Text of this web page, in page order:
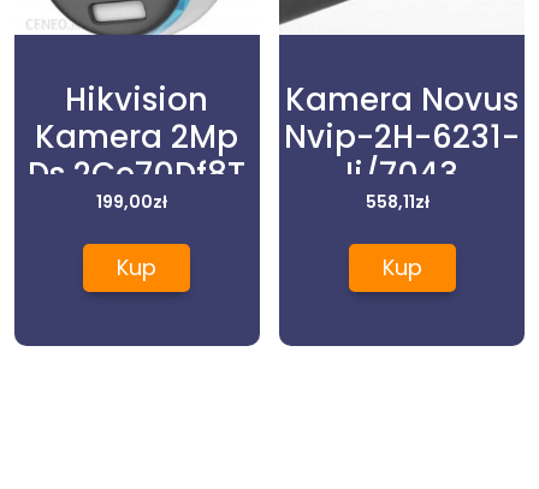
Hikvision
Kamera 2Mp
Ds 2Ce70Df8T
Mf
(300614188)
199,00zł
Kup
Kamera Novus
Nvip-2H-6231-
Ii/7043
558,11zł
Kup